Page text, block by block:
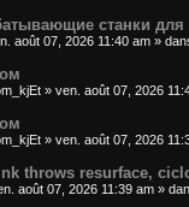
станки для
août 07, 2026 11:40 am »
» ven. août 07, 2026
» ven. août 07, 2026
throws resurface,
août 07, 2026 11:39 am »